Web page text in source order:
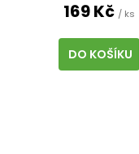
169 Kč / ks
DO KOŠÍKU